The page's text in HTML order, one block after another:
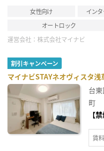
女性向け イン
オートロック
運営会社： 株式会社マイナビ
割引キャンペーン
マイナビSTAYネオヴィスタ
台東
町
【
賃料